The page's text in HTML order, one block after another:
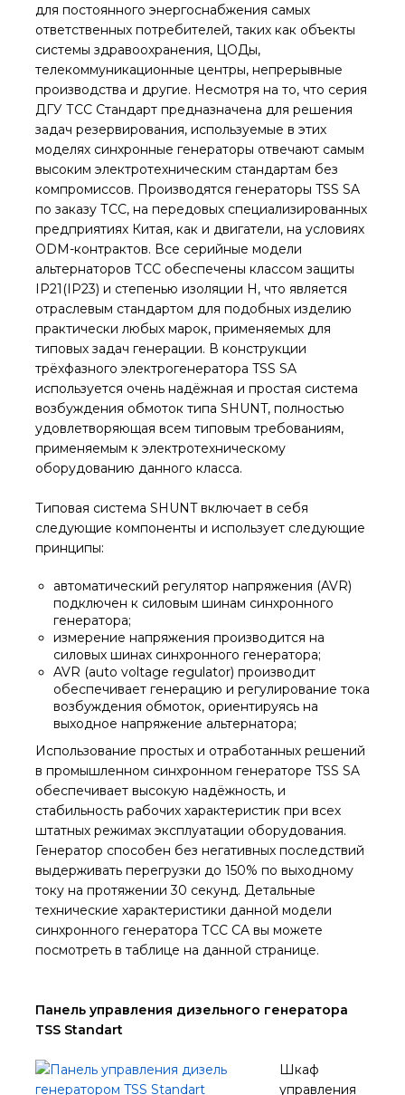
для постоянного энергоснабжения самых
ответственных потребителей, таких как объекты
системы здравоохранения, ЦОДы,
телекоммуникационные центры, непрерывные
производства и другие. Несмотря на то, что серия
ДГУ ТСС Стандарт предназначена для решения
задач резервирования, используемые в этих
моделях синхронные генераторы отвечают самым
высоким электротехническим стандартам без
компромиссов. Производятся генераторы TSS SA
по заказу ТСС, на передовых специализированных
предприятиях Китая, как и двигатели, на условиях
ODM-контрактов. Все серийные модели
альтернаторов ТСС обеспечены классом защиты
IP21(IP23) и степенью изоляции H, что является
отраслевым стандартом для подобных изделию
практически любых марок, применяемых для
типовых задач генерации. В конструкции
трёхфазного электрогенератора TSS SA
используется очень надёжная и простая система
возбуждения обмоток типа SHUNT, полностью
удовлетворяющая всем типовым требованиям,
применяемым к электротехническому
оборудованию данного класса.
Типовая система SHUNT включает в себя
следующие компоненты и использует следующие
принципы:
автоматический регулятор напряжения (AVR)
подключен к силовым шинам синхронного
генератора;
измерение напряжения производится на
силовых шинах синхронного генератора;
AVR (auto voltage regulator) производит
обеспечивает генерацию и регулирование тока
возбуждения обмоток, ориентируясь на
выходное напряжение альтернатора;
Использование простых и отработанных решений
в промышленном синхронном генераторе TSS SA
обеспечивает высокую надёжность, и
стабильность рабочих характеристик при всех
штатных режимах эксплуатации оборудования.
Генератор способен без негативных последствий
выдерживать перегрузки до 150% по выходному
току на протяжении 30 секунд. Детальные
технические характеристики данной модели
синхронного генератора ТСС СА вы можете
посмотреть в таблице на данной странице.
Панель управления дизельного генератора
TSS Standart
Шкаф
управления